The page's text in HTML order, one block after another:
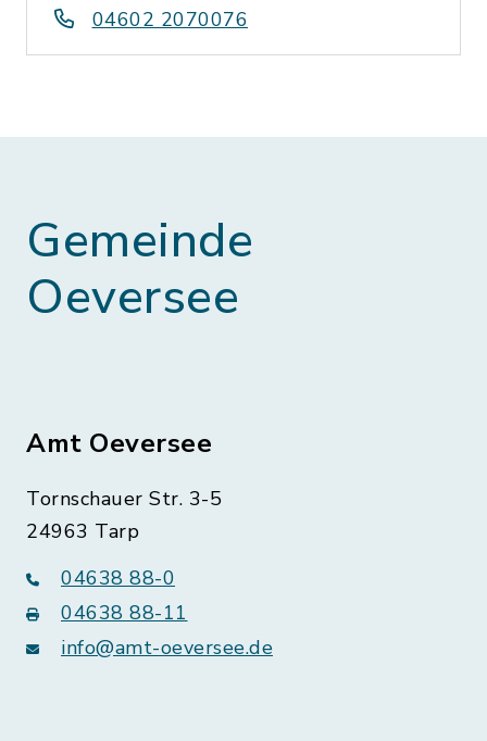
04602 2070076
Gemeinde
Oeversee
Amt Oeversee
Tornschauer Str. 3-5
24963 Tarp
04638 88-0
04638 88-11
info@amt-oeversee.de